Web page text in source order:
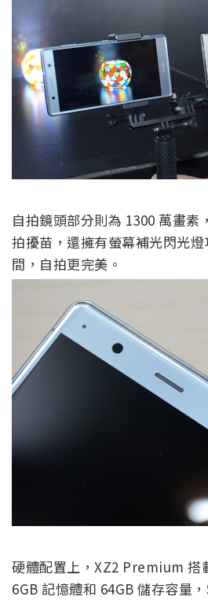
自拍鏡頭部分則為 1300 萬畫素
拍擾苗，還擁有螢幕補光閃光
間，自拍更完美。
硬體配置上，XZ2 Premium 搭
6GB 記憶體和 64GB 儲存容量